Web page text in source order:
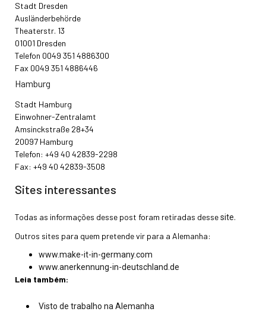
Stadt Dresden
Ausländerbehörde
Theaterstr. 13
01001 Dresden
Telefon 0049 351 4886300
Fax 0049 351 4886446
Hamburg
Stadt Hamburg
Einwohner-Zentralamt
Amsinckstraße 28+34
20097 Hamburg
Telefon: +49 40 42839-2298
Fax: +49 40 42839-3508
Sites interessantes
Todas as informações desse post foram retiradas dessesite.
Outros sites para quem pretende vir para a Alemanha:
www.make-it-in-germany.com
www.anerkennung-in-deutschland.de
Leia também:
Visto de trabalho na Alemanha